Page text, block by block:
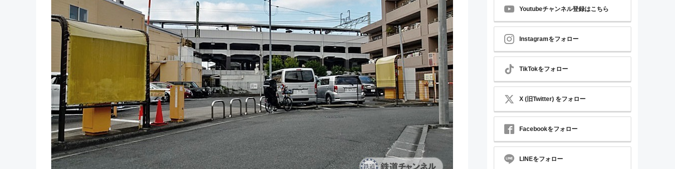
Youtubeチャンネル登録はこちら
Instagramをフォロー
TikTokをフォロー
X (旧Twitter) をフォロー
Facebookをフォロー
LINEをフォロー